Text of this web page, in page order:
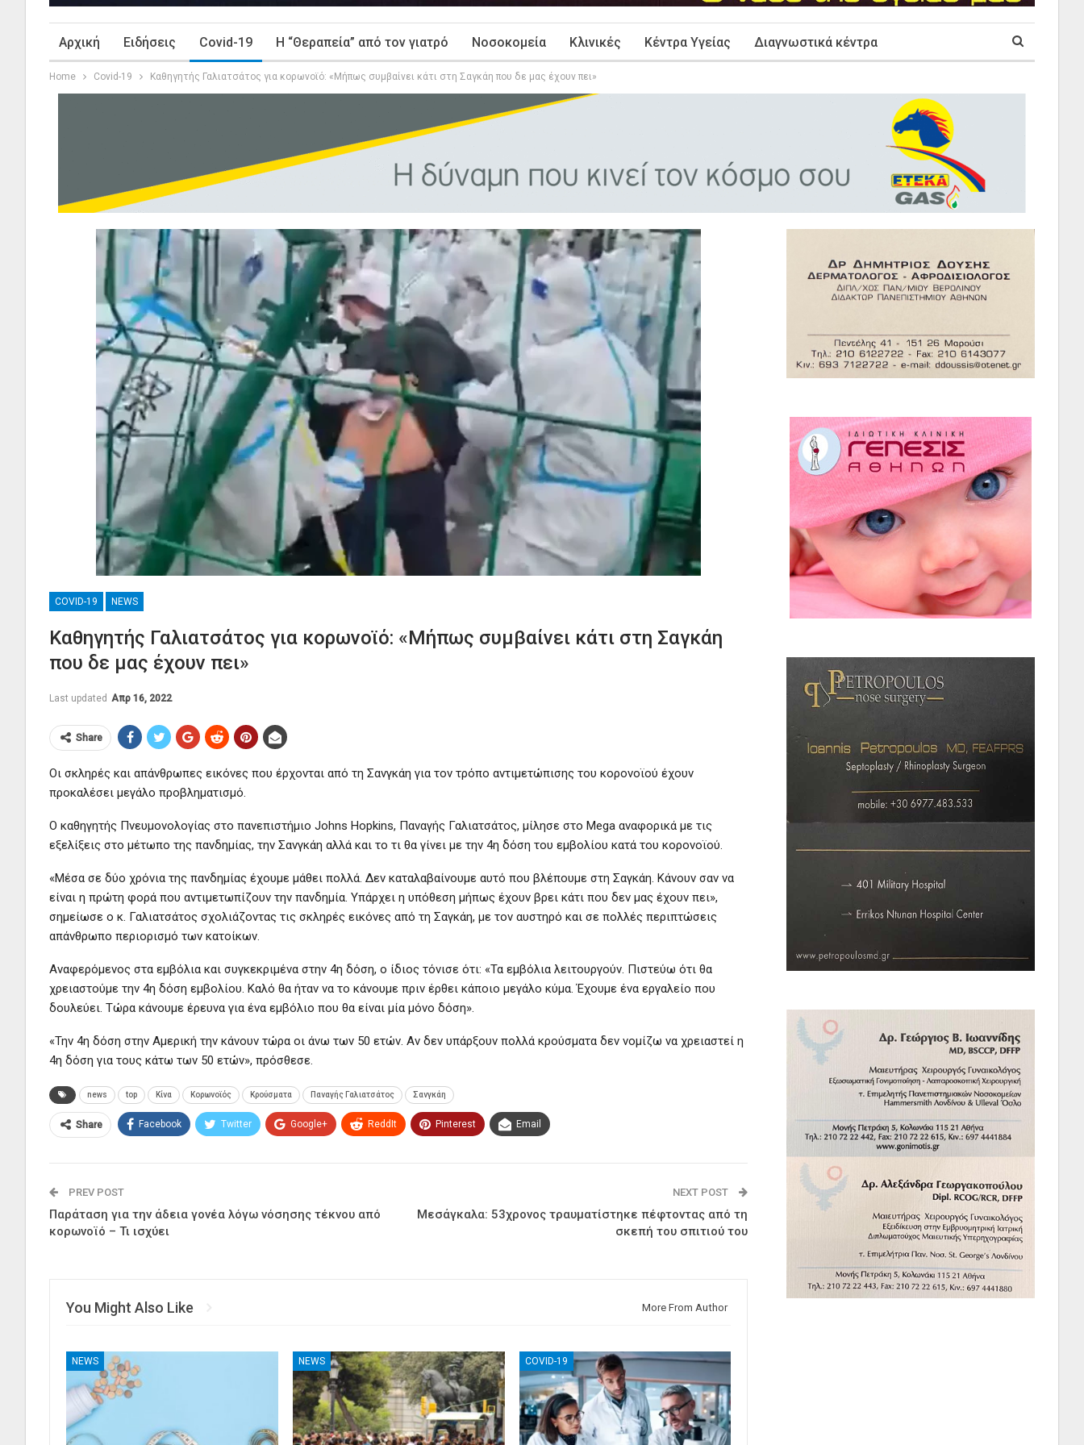
Αρχική Ειδήσεις Covid-19 Η “Θεραπεία” από τον γιατρό Νοσοκομεία Κλινικές Κέντρα Υγείας Διαγνωστικά κέντρα
Home Covid-19 Καθηγητής Γαλιατσάτος για κορωνοϊό: «Μήπως συμβαίνει κάτι στη Σαγκάη που δε μας έχουν πει»
COVID-19 NEWS
Καθηγητής Γαλιατσάτος για κορωνοϊό: «Μήπως συμβαίνει κάτι στη Σαγκάη
που δε μας έχουν πει»
Last updated Απρ 16, 2022
Share
Οι σκληρές και απάνθρωπες εικόνες που έρχονται από τη Σανγκάη για τον τρόπο αντιμετώπισης του κορονοϊού έχουν
προκαλέσει μεγάλο προβληματισμό.
Ο καθηγητής Πνευμονολογίας στο πανεπιστήμιο Johns Hopkins, Παναγής Γαλιατσάτος, μίλησε στο Mega αναφορικά με τις
εξελίξεις στο μέτωπο της πανδημίας, την Σανγκάη αλλά και το τι θα γίνει με την 4η δόση του εμβολίου κατά του κορονοϊού.
«Μέσα σε δύο χρόνια της πανδημίας έχουμε μάθει πολλά. Δεν καταλαβαίνουμε αυτό που βλέπουμε στη Σαγκάη. Κάνουν σαν να
είναι η πρώτη φορά που αντιμετωπίζουν την πανδημία. Υπάρχει η υπόθεση μήπως έχουν βρει κάτι που δεν μας έχουν πει»,
σημείωσε ο κ. Γαλιατσάτος σχολιάζοντας τις σκληρές εικόνες από τη Σαγκάη, με τον αυστηρό και σε πολλές περιπτώσεις
απάνθρωπο περιορισμό των κατοίκων.
Αναφερόμενος στα εμβόλια και συγκεκριμένα στην 4η δόση, ο ίδιος τόνισε ότι: «Τα εμβόλια λειτουργούν. Πιστεύω ότι θα
χρειαστούμε την 4η δόση εμβολίου. Καλό θα ήταν να το κάνουμε πριν έρθει κάποιο μεγάλο κύμα. Έχουμε ένα εργαλείο που
δουλεύει. Τώρα κάνουμε έρευνα για ένα εμβόλιο που θα είναι μία μόνο δόση».
«Την 4η δόση στην Αμερική την κάνουν τώρα οι άνω των 50 ετών. Αν δεν υπάρξουν πολλά κρούσματα δεν νομίζω να χρειαστεί η
4η δόση για τους κάτω των 50 ετών», πρόσθεσε.
news top Κίνα Κορωνοϊός Κρούσματα Παναγής Γαλιατσάτος Σανγκάη
Share Facebook Twitter Google+ ReddIt Pinterest Email
PREV POST
Παράταση για την άδεια γονέα λόγω νόσησης τέκνου από
κορωνοϊό – Τι ισχύει
NEXT POST
Μεσάγκαλα: 53χρονος τραυματίστηκε πέφτοντας από τη
σκεπή του σπιτιού του
You Might Also Like More From Author
NEWS NEWS COVID-19